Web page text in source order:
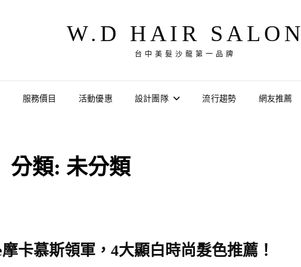
W.D HAIR SALON
台中美髮沙龍第一品牌
服務價目 活動優惠 設計團隊 流行趨勢 網友推薦
分類: 未分類
卡慕斯領軍，4大顯白時尚髮色推薦！